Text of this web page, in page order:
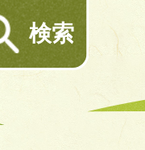
検索